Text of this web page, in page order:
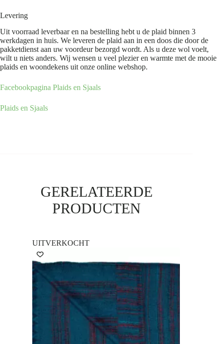
Levering
Uit voorraad leverbaar en na bestelling hebt u de plaid binnen 3
werkdagen in huis. We leveren de plaid aan in een doos die door de
pakketdienst aan uw voordeur bezorgd wordt. Als u deze wol voelt,
wilt u niets anders. Wij wensen u veel plezier en warmte met de mooie
plaids en woondekens uit onze online webshop.
Facebookpagina Plaids en Sjaals
Plaids en Sjaals
GERELATEERDE
PRODUCTEN
UITVERKOCHT